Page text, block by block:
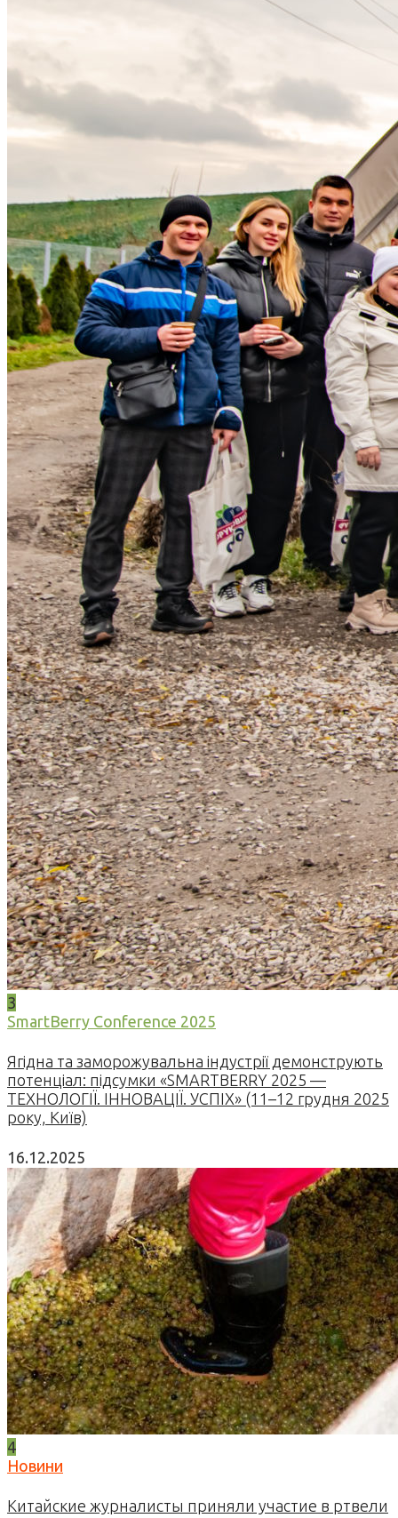
3
SmartBerry Conference 2025
Ягідна та заморожувальна індустрії демонструють
потенціал: підсумки «SMARTBERRY 2025 —
ТЕХНОЛОГІЇ. ІННОВАЦІЇ. УСПІХ» (11–12 грудня 2025
року, Київ)
16.12.2025
4
Новини
Китайские журналисты приняли участие в ртвели